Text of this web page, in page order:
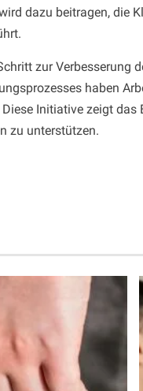
dazu beitragen, die
zur Verbesserung
haben
Initiative zeigt das
zu unterstützen.